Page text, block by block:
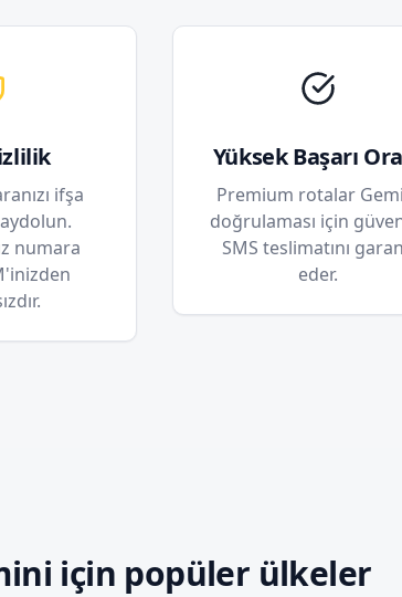
ifşa
numara
Yüksek Başarı
Premium rotalar
doğrulaması için
SMS teslimatını
eder.
için popüler ülkeler